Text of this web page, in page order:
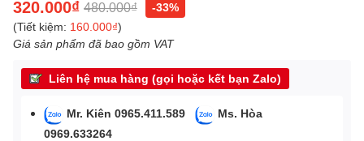
320.000₫ 480.000₫
-33%
(Tiết kiệm: 160.000₫)
Giá sản phẩm đã bao gồm VAT
Liên hệ mua hàng (gọi hoặc kết bạn Zalo)
Mr. Kiên 0965.411.589
Ms. Hòa
0969.633264